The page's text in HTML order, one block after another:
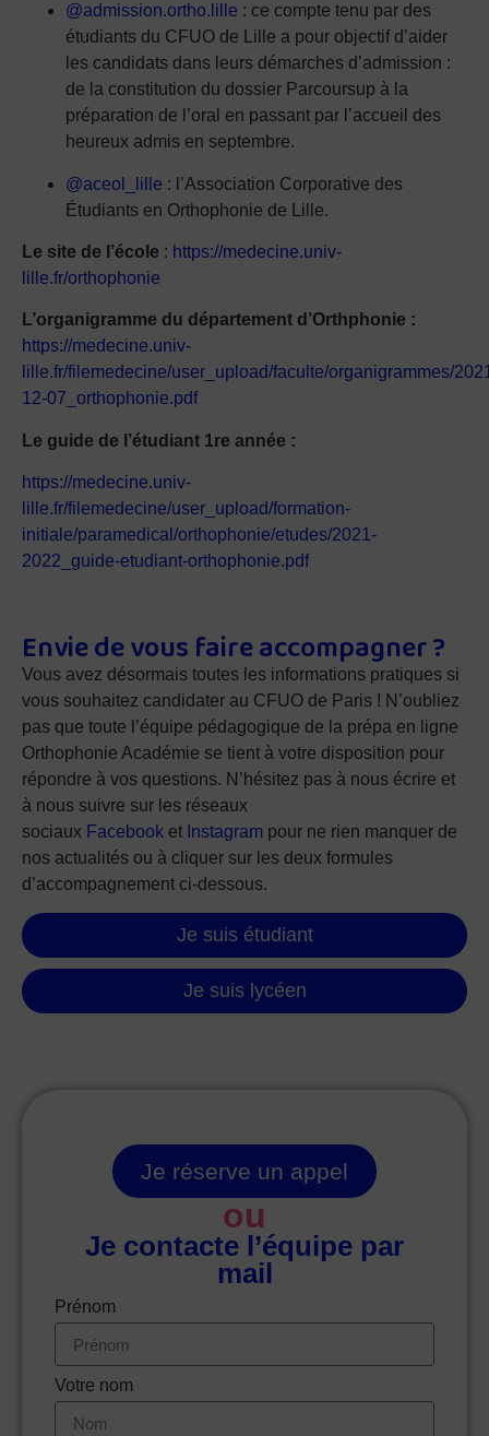
@admission.ortho.lille : ce compte tenu par des
étudiants du CFUO de Lille a pour objectif d’aider
les candidats dans leurs démarches d’admission :
de la constitution du dossier Parcoursup à la
préparation de l’oral en passant par l’accueil des
heureux admis en septembre.
@aceol_lille : l’Association Corporative des
Étudiants en Orthophonie de Lille.
Le site de l’école : https://medecine.univ-
lille.fr/orthophonie
L’organigramme du département d’Orthphonie :
https://medecine.univ-
lille.fr/filemedecine/user_upload/faculte/organigrammes/
12-07_orthophonie.pdf
Le guide de l’étudiant 1re année :
https://medecine.univ-
lille.fr/filemedecine/user_upload/formation-
initiale/paramedical/orthophonie/etudes/2021-
2022_guide-etudiant-orthophonie.pdf
Envie de vous faire accompagner ?
Vous avez désormais toutes les informations pratiques si
vous souhaitez candidater au CFUO de Paris ! N’oubliez
pas que toute l’équipe pédagogique de la prépa en ligne
Orthophonie Académie se tient à votre disposition pour
répondre à vos questions. N’hésitez pas à nous écrire et
à nous suivre sur les réseaux
sociaux Facebook et Instagram pour ne rien manquer de
nos actualités ou à cliquer sur les deux formules
d’accompagnement ci-dessous.
Je suis étudiant
Je suis lycéen
Je réserve un appel
ou
Je contacte l’équipe par
mail
Prénom
Votre nom